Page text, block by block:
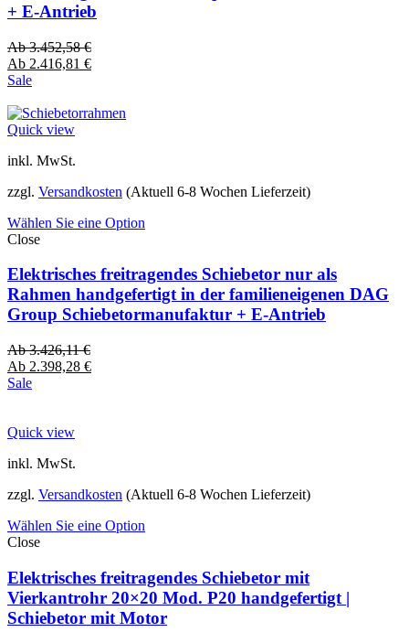
+ E-Antrieb
Ab3.452,58€
Ab 2.416,81 €
Sale
Quick view
inkl. MwSt.
zzgl. Versandkosten (Aktuell 6-8 Wochen Lieferzeit)
Wählen Sie eine Option
Close
Elektrisches freitragendes Schiebetor nur als
Rahmen handgefertigt in der familieneigenen DAG
Group Schiebetormanufaktur + E-Antrieb
Ab3.426,11€
Ab 2.398,28 €
Sale
Quick view
inkl. MwSt.
zzgl. Versandkosten (Aktuell 6-8 Wochen Lieferzeit)
Wählen Sie eine Option
Close
Elektrisches freitragendes Schiebetor mit
Vierkantrohr 20×20 Mod. P20 handgefertigt |
Schiebetor mit Motor